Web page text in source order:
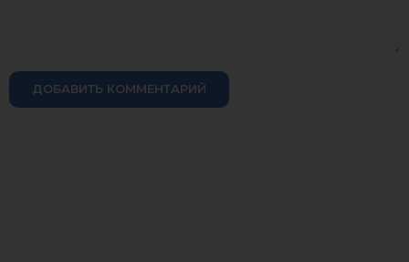
ДОБАВИТЬ КОММЕНТАРИЙ